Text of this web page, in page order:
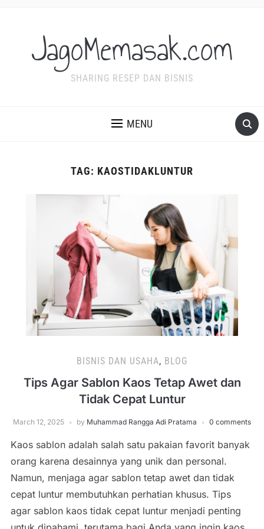
JagoMemasak.com
SHARING RESEP DAN BISNIS
MENU
TAG: KAOSTIDAKLUNTUR
BISNIS DAN USAHA, BLOG
Tips Agar Sablon Kaos Tetap Awet dan
Tidak Cepat Luntur
March 12, 2025 by Muhammad Rangga Adi Pratama 0 comments
Kaos sablon adalah salah satu pakaian favorit banyak
orang karena desainnya yang unik dan personal.
Namun, menjaga agar sablon tetap awet dan tidak
cepat luntur membutuhkan perhatian khusus. Tips
agar sablon kaos tidak cepat luntur menjadi penting